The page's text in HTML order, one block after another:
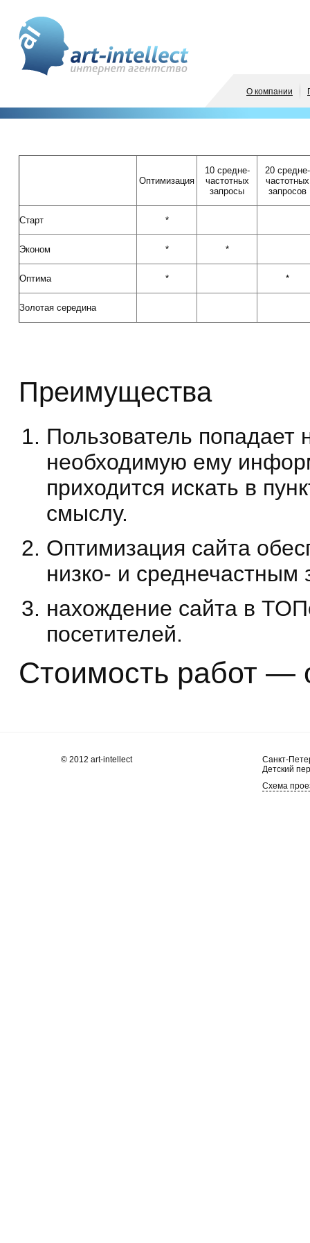
О компании
Оптимизация
10 средне-
частотных
запросы
20 средне-
частотных
запросов
Старт *
Эконом * *
Оптима * *
Золотая середина
Преимущества
Пользователь
необходимую ему
приходится искать в
смыслу.
Оптимизация сайта
низко- и среднечастным
нахождение сайта в
посетителей.
Стоимость работ —
© 2012 art-intellect
Санкт-
Детский
Схема